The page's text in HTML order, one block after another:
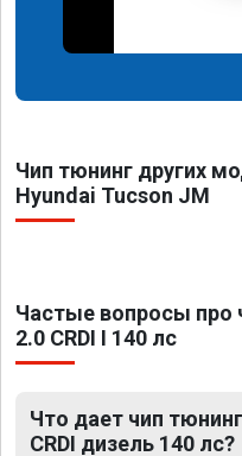
Чип тюнинг других
Hyundai Tucson JM
Частые вопросы про
2.0 CRDI I 140 лс
Что дает чип
CRDI дизель 140 лс?